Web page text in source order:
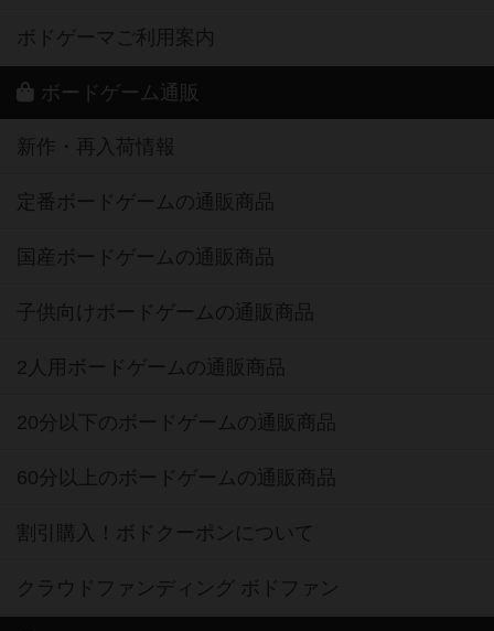
ボドゲーマご利用案内
ボードゲーム通販
新作・再入荷情報
定番ボードゲームの通販商品
国産ボードゲームの通販商品
子供向けボードゲームの通販商品
2人用ボードゲームの通販商品
20分以下のボードゲームの通販商品
60分以上のボードゲームの通販商品
割引購入！ボドクーポンについて
クラウドファンディング ボドファン